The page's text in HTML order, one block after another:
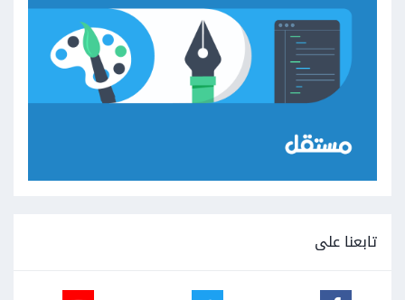
تابعنا على